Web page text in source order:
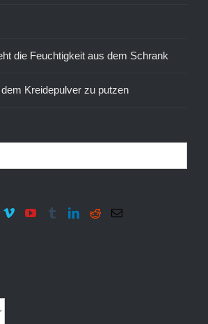
die Feuchtigkeit aus dem Schrank
Kreidepulver zu putzen